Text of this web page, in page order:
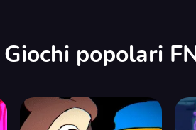
Giochi popolari